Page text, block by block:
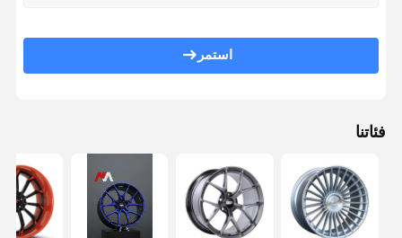
استمر
فئاتنا